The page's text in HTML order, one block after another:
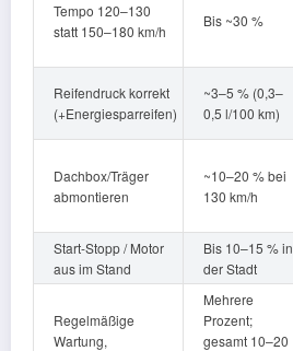
Tempo 120–130
statt 150–180 km/h
Bis ~30 %
Reifendruck korrekt
(+Energiesparreifen)
~3–5 % (0,3–
0,5 l/100 km)
Dachbox/Träger
abmontieren
~10–20 % bei
130 km/h
Start-Stopp / Motor
aus im Stand
Bis 10–15 % in
der Stadt
Regelmäßige
Wartung,
Mehrere
Prozent;
gesamt 10–20